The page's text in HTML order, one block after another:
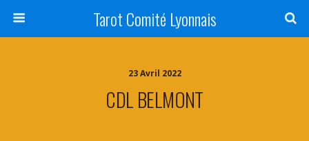
Tarot Comité Lyonnais
23 Avril 2022
CDL BELMONT